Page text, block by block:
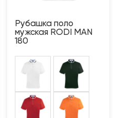
Рубашка поло
мужская RODI MAN
180